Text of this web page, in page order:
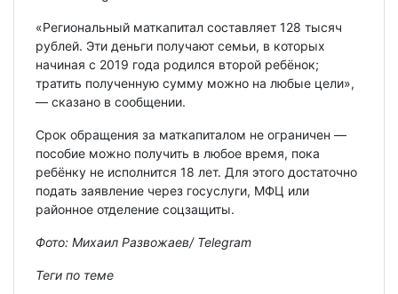
«Региональный маткапитал составляет 128 тысяч
рублей. Эти деньги получают семьи, в которых
начиная с 2019 года родился второй ребёнок;
тратить полученную сумму можно на любые цели»,
— сказано в сообщении.
Срок обращения за маткапиталом не ограничен —
пособие можно получить в любое время, пока
ребёнку не исполнится 18 лет. Для этого достаточно
подать заявление через госуслуги, МФЦ или
районное отделение соцзащиты.
Фото: Михаил Развожаев/ Telegram
Теги по теме